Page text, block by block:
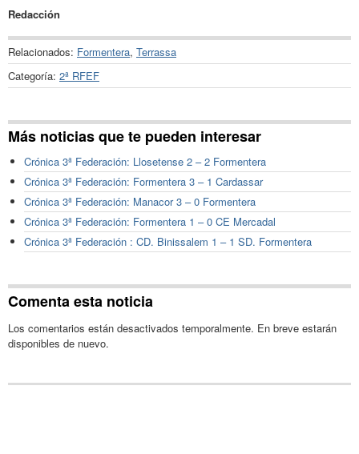
Redacción
Relacionados: Formentera, Terrassa
Categoría: 2ª RFEF
Más noticias que te pueden interesar
Crónica 3ª Federación: Llosetense 2 – 2 Formentera
Crónica 3ª Federación: Formentera 3 – 1 Cardassar
Crónica 3ª Federación: Manacor 3 – 0 Formentera
Crónica 3ª Federación: Formentera 1 – 0 CE Mercadal
Crónica 3ª Federación : CD. Binissalem 1 – 1 SD. Formentera
Comenta esta noticia
Los comentarios están desactivados temporalmente. En breve estarán
disponibles de nuevo.